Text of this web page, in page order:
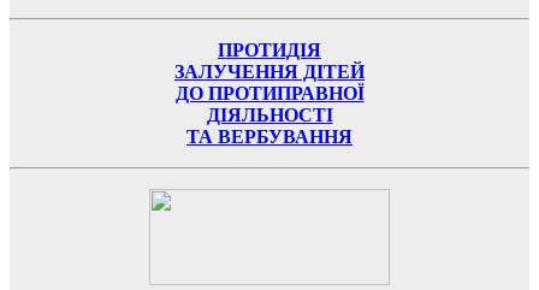
ПРОТИДІЯ
ЗАЛУЧЕННЯ ДІТЕЙ
ДО ПРОТИПРАВНОЇ
ДІЯЛЬНОСТІ
ТА ВЕРБУВАННЯ